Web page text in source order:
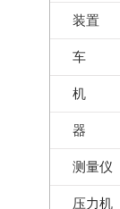
装置
车
机
器
测量仪
压力机